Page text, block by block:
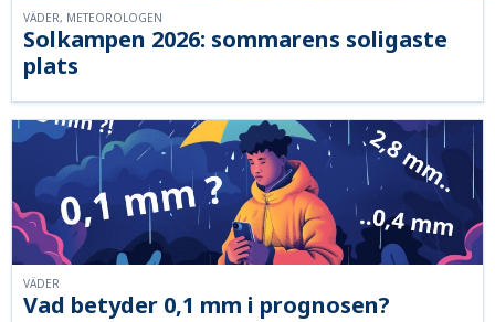
Solkampen 2026: sommarens soligaste
plats
VÄDER, METEOROLOGEN
Vad betyder 0,1 mm i prognosen?
VÄDER